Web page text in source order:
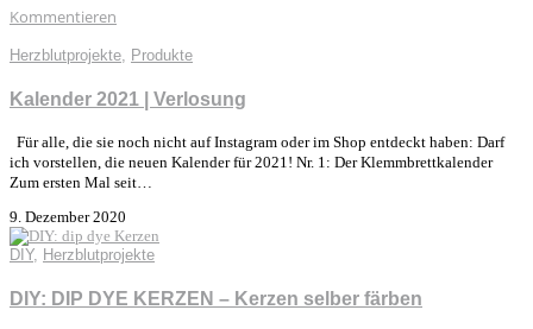
Kommentieren
Herzblutprojekte, Produkte
Kalender 2021 | Verlosung
Für alle, die sie noch nicht auf Instagram oder im Shop entdeckt haben: Darf
ich vorstellen, die neuen Kalender für 2021! Nr. 1: Der Klemmbrettkalender
Zum ersten Mal seit…
9. Dezember 2020
DIY, Herzblutprojekte
DIY: DIP DYE KERZEN – Kerzen selber färben